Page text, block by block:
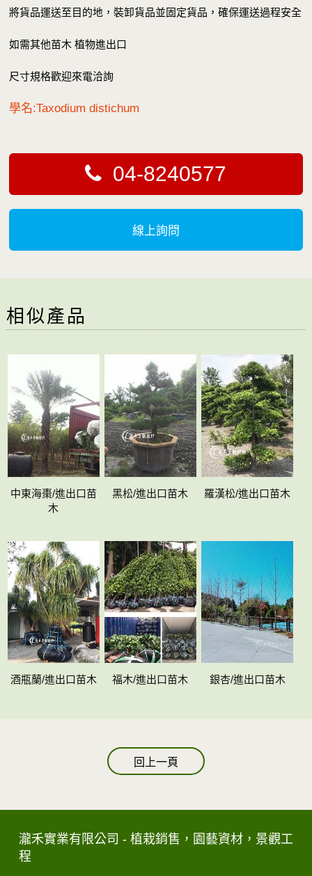
將貨品運送至目的地，裝卸貨品並固定貨品，確保運送過程安全
如需其他苗木 植物進出口
尺寸規格歡迎來電洽詢
學名:Taxodium distichum
04-8240577
線上詢問
相似產品
中東海棗/進出口苗
木
黑松/進出口苗木 羅漢松/進出口苗木
酒瓶蘭/進出口苗木 福木/進出口苗木 銀杏/進出口苗木
回上一頁
瀧禾實業有限公司 - 植栽銷售，園藝資材，景觀工
程